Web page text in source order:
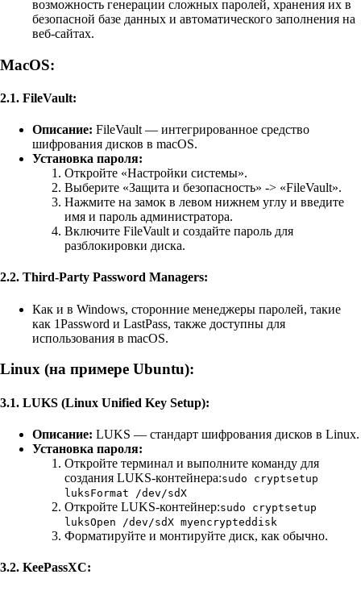
возможность генерации сложных паролей, хранения их в
безопасной базе данных и автоматического заполнения на
веб-сайтах.
MacOS:
2.1. FileVault:
Описание: FileVault — интегрированное средство
шифрования дисков в macOS.
Установка пароля:
Откройте «Настройки системы».
Выберите «Защита и безопасность» -> «FileVault».
Нажмите на замок в левом нижнем углу и введите
имя и пароль администратора.
Включите FileVault и создайте пароль для
разблокировки диска.
2.2. Third-Party Password Managers:
Как и в Windows, сторонние менеджеры паролей, такие
как 1Password и LastPass, также доступны для
использования в macOS.
Linux (на примере Ubuntu):
3.1. LUKS (Linux Unified Key Setup):
Описание: LUKS — стандарт шифрования дисков в Linux.
Установка пароля:
Откройте терминал и выполните команду для
создания LUKS-контейнера:sudo cryptsetup
luksFormat /dev/sdX
Откройте LUKS-контейнер:sudo cryptsetup
luksOpen /dev/sdX myencrypteddisk
Форматируйте и монтируйте диск, как обычно.
3.2. KeePassXC: